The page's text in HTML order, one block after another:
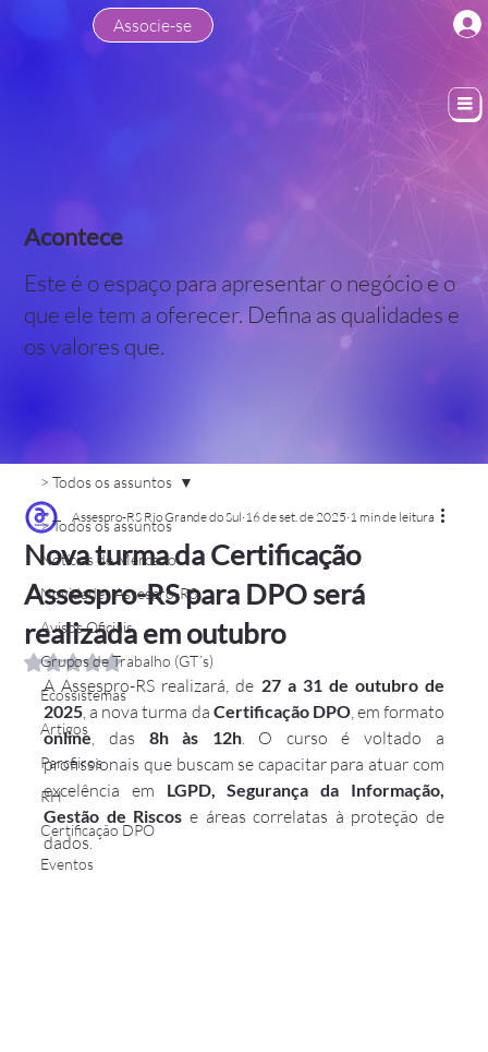
Associe-se
Acontece
Este é o espaço para apresentar o negócio e o
que ele tem a oferecer. Defina as qualidades e
os valores que.
> Todos os assuntos
Notícias de Mercado
Novidades Assespro-RS
Avisos Oficiais
Grupos de Trabalho (GT´s)
Ecossistemas
Artigos
Parceiros
RH
Certificação DPO
Eventos
> Todos os assuntos
Nova turma da Certificação
Assespro-RS para DPO será
realizada em outubro
Assespro-RS Rio Grande do Sul 16 de set. de 2025 1 min de leitura
Avaliado com NaN de 5 estrelas.
A Assespro-RS realizará, de 27 a 31 de outubro de
2025, a nova turma da Certificação DPO
online, das 8h às 12h. O curso é voltado a
profissionais que buscam se capacitar para atuar com
excelência em LGPD, Segurança da Informação,
Gestão de Riscos e áreas correlatas à proteção de
dados.